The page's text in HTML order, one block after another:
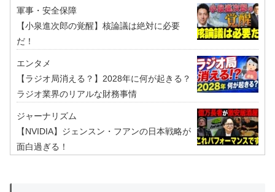
軍事・安全保障
【小泉進次郎の覚醒】核論議は絶対に必要
だ！
エンタメ
【ラジオ局消える？】2028年に何が起きる？
ラジオ業界のリアルな財務事情
ジャーナリズム
【NVIDIA】ジェンスン・フアンの日本戦略が
面白過ぎる！